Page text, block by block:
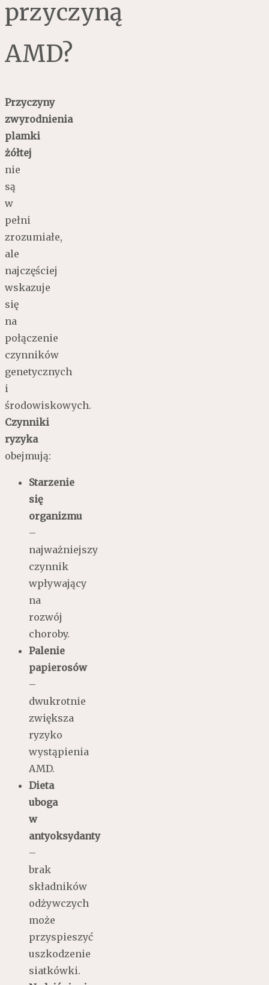
przyczyną
AMD?
Przyczyny
zwyrodnienia
plamki
żółtej
nie
są
w
pełni
zrozumiałe,
ale
najczęściej
wskazuje
się
na
połączenie
czynników
genetycznych
i
środowiskowych.
Czynniki
ryzyka
obejmują:
Starzenie
się
organizmu
–
najważniejszy
czynnik
wpływający
na
rozwój
choroby.
Palenie
papierosów
–
dwukrotnie
zwiększa
ryzyko
wystąpienia
AMD.
Dieta
uboga
w
antyoksydanty
–
brak
składników
odżywczych
może
przyspieszyć
uszkodzenie
siatkówki.